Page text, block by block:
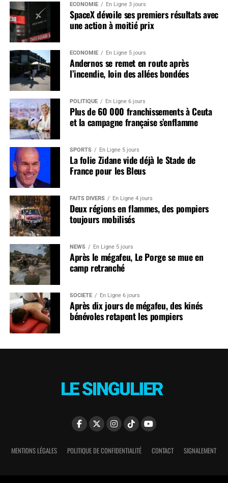
ÉCONOMIE En Ligne 3 jours
SpaceX dévoile ses premiers résultats avec
une action à moitié prix
ÉCONOMIE En Ligne 5 jours
Andernos se remet en route après
l’incendie, loin des allées bondées
POLITIQUE En Ligne 6 jours
Plus de 60 000 franchissements à Ceuta
et la campagne française s’enflamme
SPORTS En Ligne 5 jours
La folie Zidane vide déjà le Stade de
France pour les Bleus
FAITS DIVERS En Ligne 4 jours
Deux régions en flammes, des pompiers
toujours mobilisés
NEWS En Ligne 5 jours
Après le mégafeu, Le Porge se mue en
camp retranché
SOCIÉTÉ En Ligne 6 jours
Après dix jours de mégafeu, des kinés
bénévoles retapent les pompiers
MENTIONS LÉGALES POLITIQUE DE CONFIDENTIALITÉ CONTACT SIGNALEMENT